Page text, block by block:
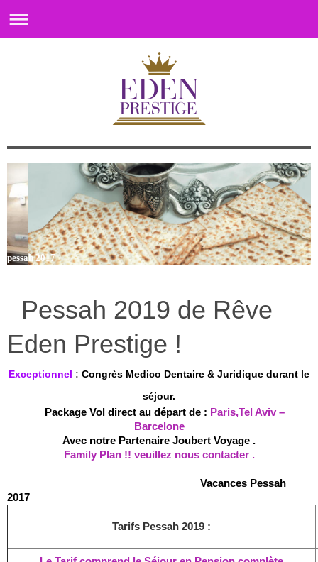
pessah 2017
Pessah 2019 de Rêve
Eden Prestige !
Exceptionnel : Congrès Medico Dentaire & Juridique durant le
séjour.
Package Vol direct au départ de : Paris,Tel Aviv –
Barcelone
Avec notre Partenaire Joubert Voyage .
Family Plan !! veuillez nous contacter .
Vacances Pessah
2017
Tarifs Pessah 2019 :